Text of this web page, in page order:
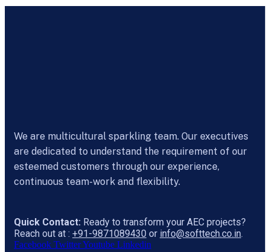
We are multicultural sparkling team. Our executives
are dedicated to understand the requirement of our
esteemed customers through our experience,
continuous team-work and flexibility.
Quick Contact: Ready to transform your AEC projects?
Reach out at : +91-9871089430 or info@softtech.co.in.
Facebook TwitterYoutube Linkedin